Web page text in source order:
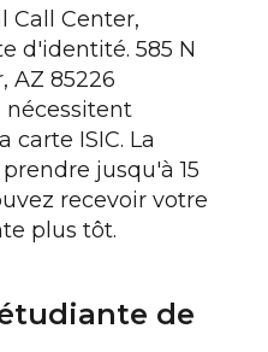
Call Center,
d'identité. 585 N
AZ 85226
nécessitent
ISIC. La
jusqu'à 15
recevoir votre
plus tôt.
de